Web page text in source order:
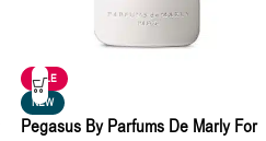
SALE
NEW
Pegasus By Parfums De Marly For